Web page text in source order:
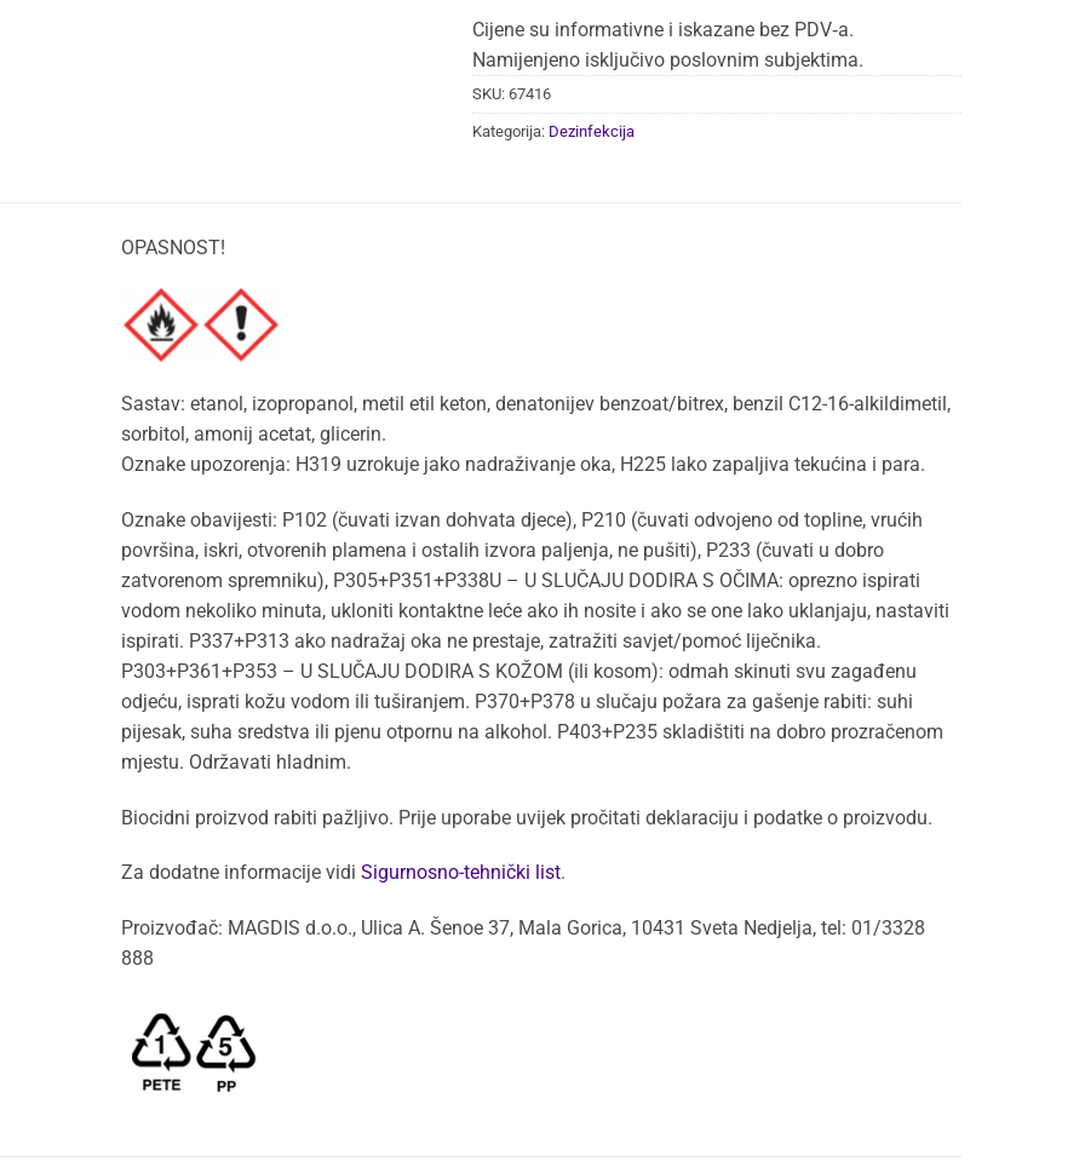
Cijene su informativne i iskazane bez PDV‑a.
Namijenjeno isključivo poslovnim subjektima.
SKU: 67416
Kategorija: Dezinfekcija
OPASNOST!
Sastav: etanol, izopropanol, metil etil keton, denatonijev benzoat/bitrex, benzil C12-16-alkildimetil,
sorbitol, amonij acetat, glicerin.
Oznake upozorenja: H319 uzrokuje jako nadraživanje oka, H225 lako zapaljiva tekućina i para.
Oznake obavijesti: P102 (čuvati izvan dohvata djece), P210 (čuvati odvojeno od topline, vrućih
površina, iskri, otvorenih plamena i ostalih izvora paljenja, ne pušiti), P233 (čuvati u dobro
zatvorenom spremniku), P305+P351+P338U – U SLUČAJU DODIRA S OČIMA: oprezno ispirati
vodom nekoliko minuta, ukloniti kontaktne leće ako ih nosite i ako se one lako uklanjaju, nastaviti
ispirati. P337+P313 ako nadražaj oka ne prestaje, zatražiti savjet/pomoć liječnika.
P303+P361+P353 – U SLUČAJU DODIRA S KOŽOM (ili kosom): odmah skinuti svu zagađenu
odjeću, isprati kožu vodom ili tuširanjem. P370+P378 u slučaju požara za gašenje rabiti: suhi
pijesak, suha sredstva ili pjenu otpornu na alkohol. P403+P235 skladištiti na dobro prozračenom
mjestu. Održavati hladnim.
Biocidni proizvod rabiti pažljivo. Prije uporabe uvijek pročitati deklaraciju i podatke o proizvodu.
Za dodatne informacije vidi Sigurnosno-tehnički list.
Proizvođač: MAGDIS d.o.o., Ulica A. Šenoe 37, Mala Gorica, 10431 Sveta Nedjelja, tel: 01/3328
888